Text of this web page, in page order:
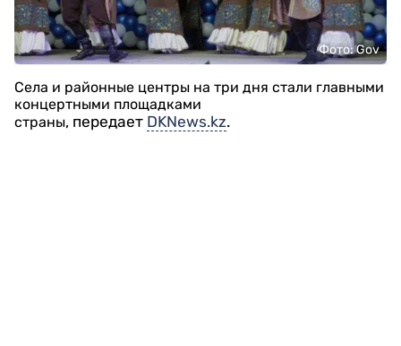
Фото: Gov
Села и районные центры на три дня стали главными
концертными площадками
страны, передает DKNews.kz.